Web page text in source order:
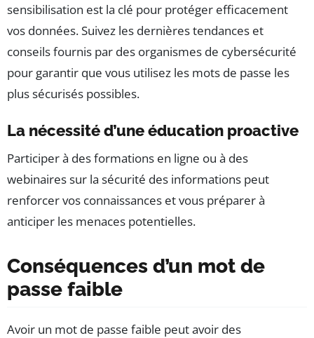
sensibilisation est la clé pour protéger efficacement
vos données. Suivez les dernières tendances et
conseils fournis par des organismes de cybersécurité
pour garantir que vous utilisez les mots de passe les
plus sécurisés possibles.
La nécessité d’une éducation proactive
Participer à des formations en ligne ou à des
webinaires sur la sécurité des informations peut
renforcer vos connaissances et vous préparer à
anticiper les menaces potentielles.
Conséquences d’un mot de
passe faible
Avoir un mot de passe faible peut avoir des